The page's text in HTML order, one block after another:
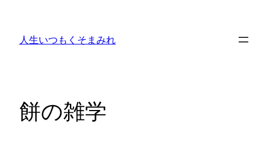
人生いつもくそまみれ
餅の雑学